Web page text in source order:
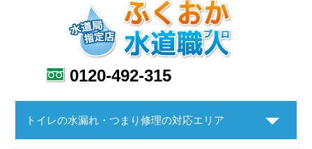
0120-492-315
トイレの水漏れ・つまり修理の対応エリア